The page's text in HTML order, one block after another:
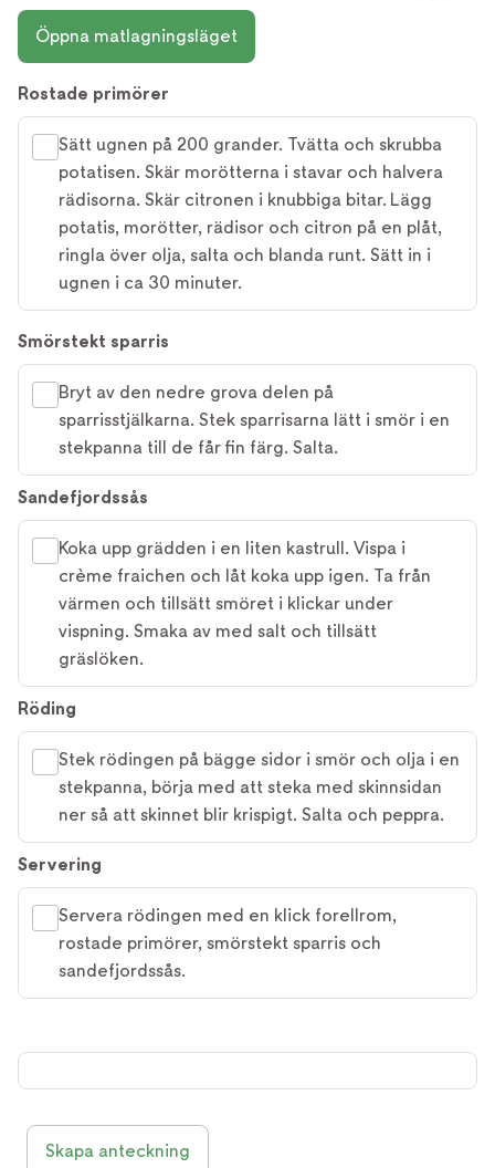
Öppna matlagningsläget
Rostade primörer
Sätt ugnen på 200 grander. Tvätta och skrubba
potatisen. Skär morötterna i stavar och halvera
rädisorna. Skär citronen i knubbiga bitar. Lägg
potatis, morötter, rädisor och citron på en plåt,
ringla över olja, salta och blanda runt. Sätt in i
ugnen i ca 30 minuter.
Smörstekt sparris
Bryt av den nedre grova delen på
sparrisstjälkarna. Stek sparrisarna lätt i smör i en
stekpanna till de får fin färg. Salta.
Sandefjordssås
Koka upp grädden i en liten kastrull. Vispa i
crème fraichen och låt koka upp igen. Ta från
värmen och tillsätt smöret i klickar under
vispning. Smaka av med salt och tillsätt
gräslöken.
Röding
Stek rödingen på bägge sidor i smör och olja i en
stekpanna, börja med att steka med skinnsidan
ner så att skinnet blir krispigt. Salta och peppra.
Servering
Servera rödingen med en klick forellrom,
rostade primörer, smörstekt sparris och
sandefjordssås.
Skapa anteckning